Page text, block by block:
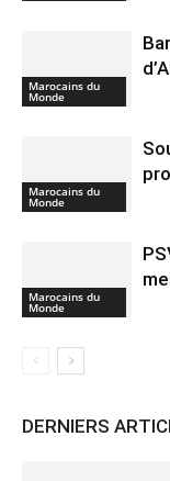
Marocains du
Monde
Marocains du
Monde
Marocains du
Monde
DERNIERS